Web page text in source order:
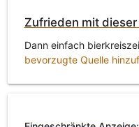
Zufrieden mit dieser
Dann einfach
bevorzugte Quelle